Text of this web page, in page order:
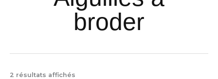
broder
2 résultats affichés